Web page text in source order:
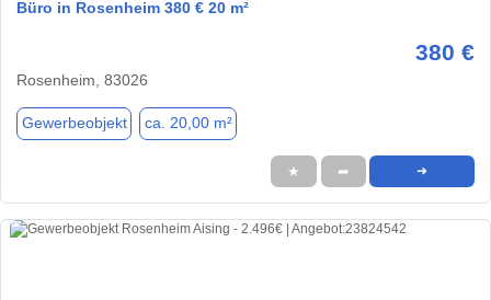
Büro in Rosenheim 380 € 20 m²
380 €
Rosenheim, 83026
Gewerbeobjekt ca. 20,00 m²
★ ➦ ➜